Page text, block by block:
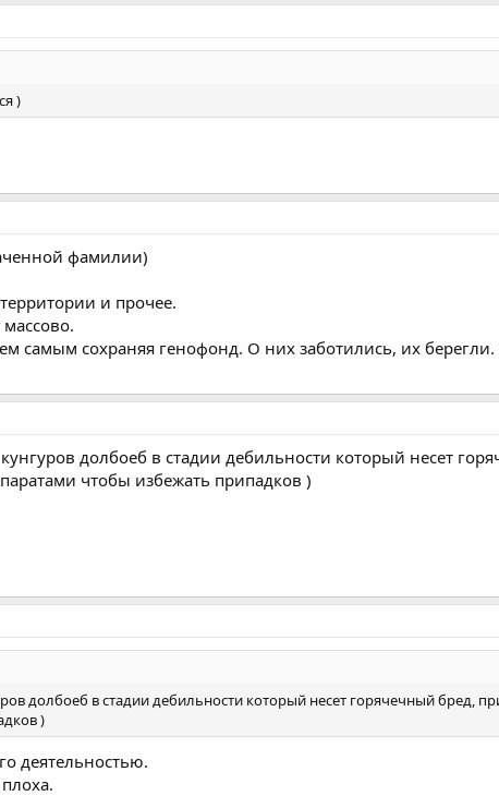
)
фамилии)
и прочее.
самым сохраняя генофонд. О них заботились, их
долбоеб в стадии дебильности который несет
чтобы избежать припадков )
долбоеб в стадии дебильности который несет горячечный бред,
)
деятельностью.